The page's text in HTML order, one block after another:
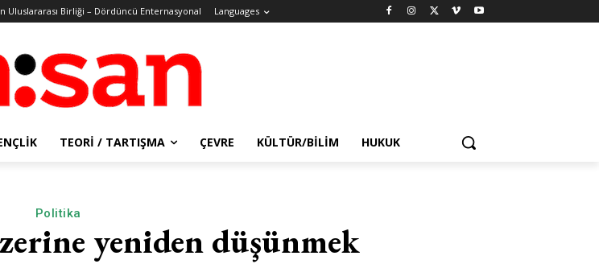
Uluslararası Birliği – Dördüncü Enternasyonal Languages
TEORI / TARTIŞMA ÇEVRE KÜLTÜR/BILIM HUKUK
Politika
yeniden düşünmek